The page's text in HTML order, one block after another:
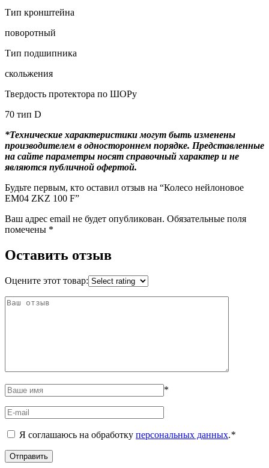
Тип кронштейна
поворотный
Тип подшипника
скольжения
Твердость протектора по ШОРу
70 тип D
*Технические характеристики могут быть изменены
производителем в одностороннем порядке. Представленные
на сайте параметры носят справочный характер и не
являются публичной офертой.
Будьте первым, кто оставил отзыв на “Колесо нейлоновое
EM04 ZKZ 100 F”
Ваш адрес email не будет опубликован. Обязательные поля
помечены *
Оставить отзыв
Оцените этот товар:
*
Я соглашаюсь на обработку персональных данных.*